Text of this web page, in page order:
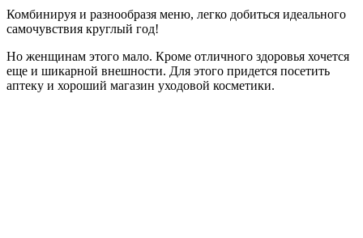
Комбинируя и разнообразя меню, легко добиться идеального
самочувствия круглый год!
Но женщинам этого мало. Кроме отличного здоровья хочется
еще и шикарной внешности. Для этого придется посетить
аптеку и хороший магазин уходовой косметики.